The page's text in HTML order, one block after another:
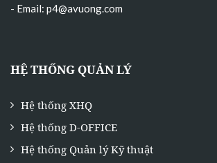
- Email: p4@avuong.com
HỆ THỐNG QUẢN LÝ
Hệ thống XHQ
Hệ thống D-OFFICE
Hệ thống Quản lý Kỹ thuật